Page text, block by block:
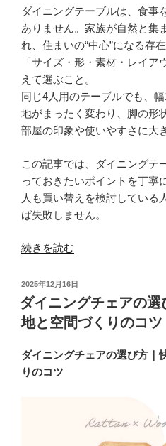
具・
サ
イ
ズ・
配
置
で
変
る
快
適
な
ら
の
ダイニングテーブルは、食事
ありません。家族が自然と集
れ、住まいの“中心”になる存
「サイズ・形・素材・レイア
えて選ぶこと。
同じ4人用のテーブルでも、
地がまったく変わり、脚の形
部屋の印象や使いやすさに大
この記事では、ダイニングテ
っておきたいポイントを丁寧
人も買い替えを検討している
ば失敗しません。
“後
し
な
い
ダ
イ
ニ
続きを読む
投
稿
日:
2025年12月16日
ダイニングチェアの
地と空間づくりのコツ
ダイニングチェアの選び方｜
りのコツ